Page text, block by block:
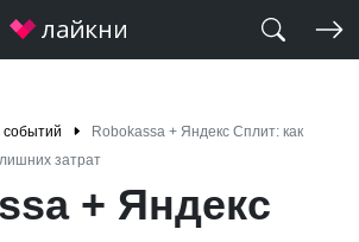
событий
Robokassa + Яндекс Сплит: как
затрат
+ Яндекс